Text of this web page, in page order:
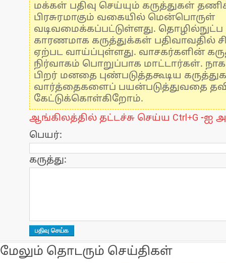
மக்கள் பதிவு செய்யும் கருத்துகள்
பிரசுரமாகும் வகையில் மென்பொருள்
வடிவமைக்கப்பட்டுள்ளது.
காரணமாக கருத்துக்கள் பதிவாவதில்
ஏற்பட வாய்ப்புள்ளது. வாசகர்களின்
நிர்வாகம் பொறுப்பாக மாட்டார்கள்.
பிறர் மனதை புண்படுத்தகூடிய
வார்த்தைகளைப் பயன்படுத்துவதை
கேட்டுக்கொள்கிறோம்.
ஆங்கிலத்தில் தட்டச்சு செய்ய Ctrl+G -ஐ
பெயர்:
கருத்து:
மேலும் தொடரும் செய்திகள்